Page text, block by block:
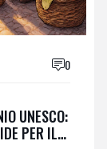
0
UNESCO:
PER IL